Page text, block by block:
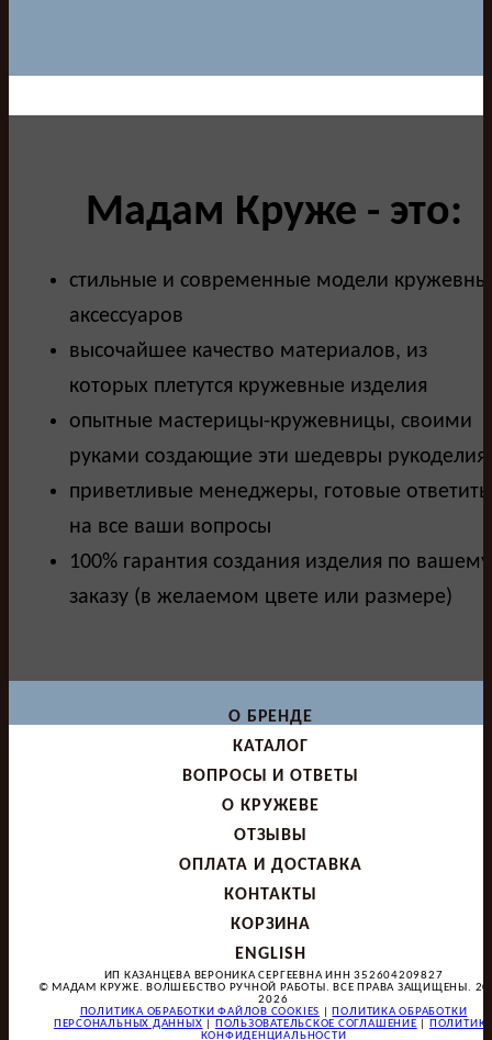
Мадам Круже - это:
стильные и современные модели
аксессуаров
высочайшее качество материалов, из
которых плетутся кружевные изделия
опытные мастерицы-кружевницы, своими
руками создающие эти шедевры рукоделия
приветливые менеджеры, готовые ответить
на все ваши вопросы
100% гарантия создания изделия по вашему
заказу (в желаемом цвете или размере)
О БРЕНДЕ
КАТАЛОГ
ВОПРОСЫ И ОТВЕТЫ
О КРУЖЕВЕ
ОТЗЫВЫ
ОПЛАТА И ДОСТАВКА
КОНТАКТЫ
КОРЗИНА
ENGLISH
ИП КАЗАНЦЕВА ВЕРОНИКА СЕРГЕЕВНА ИНН 352604209827
© МАДАМ КРУЖЕ. ВОЛШЕБСТВО РУЧНОЙ РАБОТЫ. ВСЕ ПРАВА ЗАЩИЩЕНЫ.
2026
ПОЛИТИКА ОБРАБОТКИ ФАЙЛОВ COOKIES
ПОЛИТИКА ОБРАБОТКИ
ПЕРСОНАЛЬНЫХ ДАННЫХ
ПОЛЬЗОВАТЕЛЬСКОЕ СОГЛАШЕНИЕ
КОНФИДЕНЦИАЛЬНОСТИ